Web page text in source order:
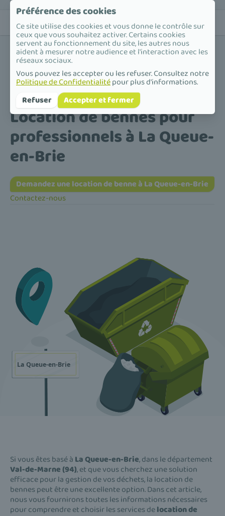
Accueil /Location de bennes pour professionnels /Île-de-France /
Val-de-Marne / La Queue-en-Brie
Location de bennes pour
professionnels à La Queue-
en-Brie
Demandez une location de benne à La Queue-en-Brie
Contactez-nous
Si vous êtes basé à La Queue-en-Brie, dans le département
Val-de-Marne (94), et que vous cherchez une solution
efficace pour la gestion de vos déchets, la location de
bennes peut être une excellente option. Dans cet article,
nous vous fournirons toutes les informations nécessaires
pour comprendre et choisir les services delocation de
Préférence des cookies
Ce site utilise des cookies et vous donne le contrôle sur
ceux que vous souhaitez activer. Certains cookies
servent au fonctionnement du site, les autres nous
aident à mesurer notre audience et l'interaction avec les
réseaux sociaux.
Vous pouvez les accepter ou les refuser. Consultez notre
Politique de Confidentialitépour plus d'informations.
Refuser
Accepter et fermer